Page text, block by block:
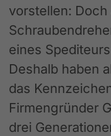
vorstellen:
eines
Deshalb haben
das
Firmengründer
drei